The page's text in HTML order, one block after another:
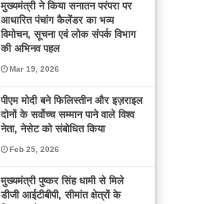
मुख्यमंत्री ने किया सनातन परंपरा पर
आधारित पंचांग कैलेंडर का भव्य
विमोचन, सूचना एवं लोक संपर्क विभाग
की अभिनव पहल
Mar 19, 2026
पीएम मोदी बने फिलिस्तीन और इज़राइल
दोनों के सर्वोच्च सम्मान पाने वाले विश्व
नेता, नेसेट को संबोधित किया
Feb 25, 2026
मुख्यमंत्री पुष्कर सिंह धामी से मिले
डीजी आईटीबीपी, सीमांत क्षेत्रों के